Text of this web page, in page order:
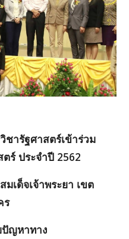
ชารัฐศาสตร์เข้าร่วม
เด็จเจ้าพระยา เขต
ร
ปัญหาทาง